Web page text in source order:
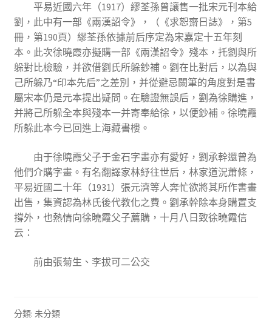
平易近國六年（1917）繆荃孫曾讓售一批宋元刊本給
劉，此中有一部《兩漢詔令》，（《求恕齋日誌》，第5
冊，第190頁）繆荃孫依據前后序定為宋嘉定十五年刻
本。此次徐曉霞亦擬購一部《兩漢詔令》殘本，托劉與所
躲對比檢驗，并欲借劉氏所躲鈔補。劉在比對后，以為與
己所躲乃“印本先后”之差別，并從避忌闕筆的角度對是書
屬宋本仍是元本提出疑問。在驗證無誤后，劉為徐購進，
并將己所躲全本與殘本一并寄奉給徐，以便鈔補。徐曉霞
所躲此本今已回進上海藏書樓。
由于徐曉霞父子于金石字畫亦有愛好，劉承幹還曾為
他們介購字畫。有名翻譯家林紓往世后，林家道況蕭條，
平易近國二十年（1931）張元濟等人奔忙欲將其所作書畫
出售，集資認為林氏後代教化之費。劉承幹除本身購置支
撐外，也熱情向徐曉霞父子薦購，十月八日致徐曉霞信
云：
前由張菊生、李拔可二公交
分類: 未分類